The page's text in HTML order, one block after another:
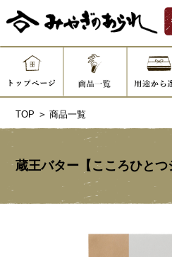
TOP > 商品一覧
蔵王バター【こころひとつ